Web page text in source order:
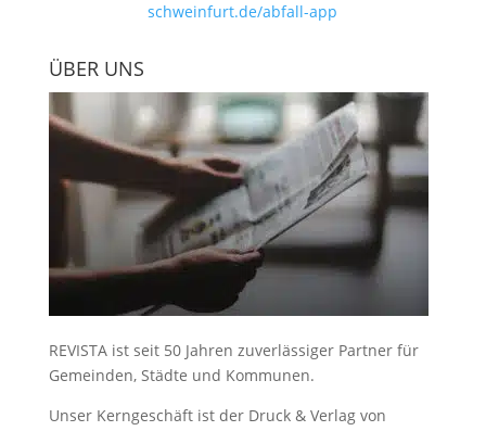
schweinfurt.de/abfall-app
ÜBER UNS
REVISTA ist seit 50 Jahren zuverlässiger Partner für
Gemeinden, Städte und Kommunen.
Unser Kerngeschäft ist der Druck & Verlag von